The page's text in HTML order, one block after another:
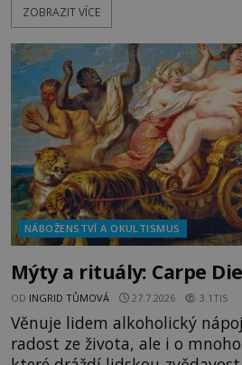
tajemným obsahem. Kapitán lodi už na ně čeká.
vyplouváme,“ sdělí jim. „Kam
kapitáne?“ zeptá se ho jeden z
ZOBRAZIT VÍCE
NÁBOŽENSTVÍ A OKULTISMUS
Mýty a rituály: Carpe
OD INGRID TŮMOVÁ 27.7.2026 3.1TIS
Věnuje lidem alkoholický
radost ze života, ale i o